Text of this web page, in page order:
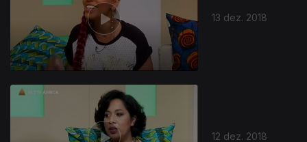
13 dez. 2018
12 dez. 2018